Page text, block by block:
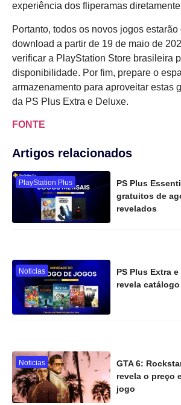
experiência dos fliperamas
Portanto, todos os novos jogos
download a partir de 19 de maio de
verificar a PlayStation Store brasileira
disponibilidade. Por fim, prepare o
armazenamento para aproveitar estas
da PS Plus Extra e Deluxe.
FONTE
Artigos relacionados
PlayStation Plus
PS Plus
gratuitos de
revelados
Noticias
PS Plus Extra
revela
Noticias
GTA 6:
revela o preço
jogo